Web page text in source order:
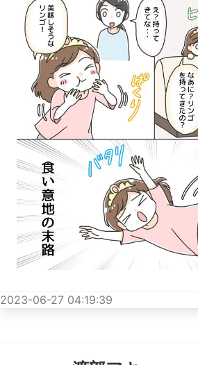
2023-06-27 04:19:39